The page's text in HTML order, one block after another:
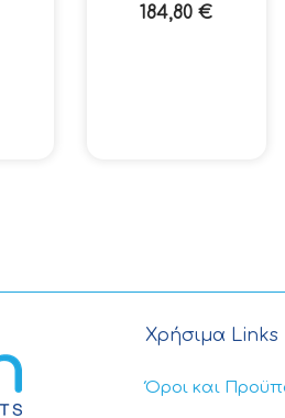
184,80€
Χρήσιμα Links
Όροι και